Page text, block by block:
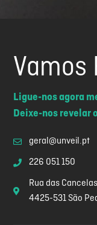
Vamos
Ligue-nos agora
Deixe-nos revelar
geral@unveil.pt
226 051 150
Rua das
4425-531 São